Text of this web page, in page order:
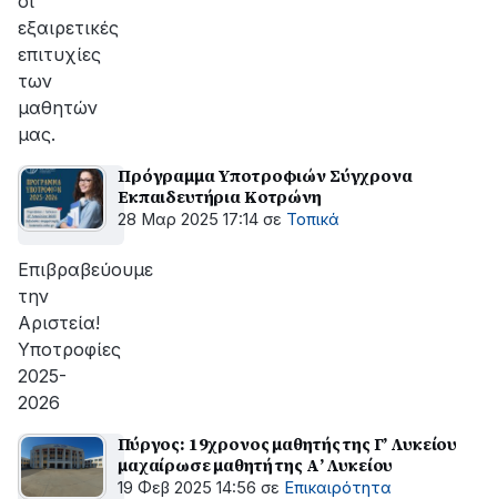
εξαιρετικές
επιτυχίες
των
μαθητών
μας.
Πρόγραμμα Υποτροφιών Σύγχρονα
Εκπαιδευτήρια Κοτρώνη
28 Μαρ 2025 17:14 σε Τοπικά
Επιβραβεύουμε
την
Αριστεία!
Υποτροφίες
2025-
2026
Πύργος: 19χρονος μαθητής της Γ’ Λυκείου
μαχαίρωσε μαθητή της Α’ Λυκείου
19 Φεβ 2025 14:56 σε Επικαιρότητα